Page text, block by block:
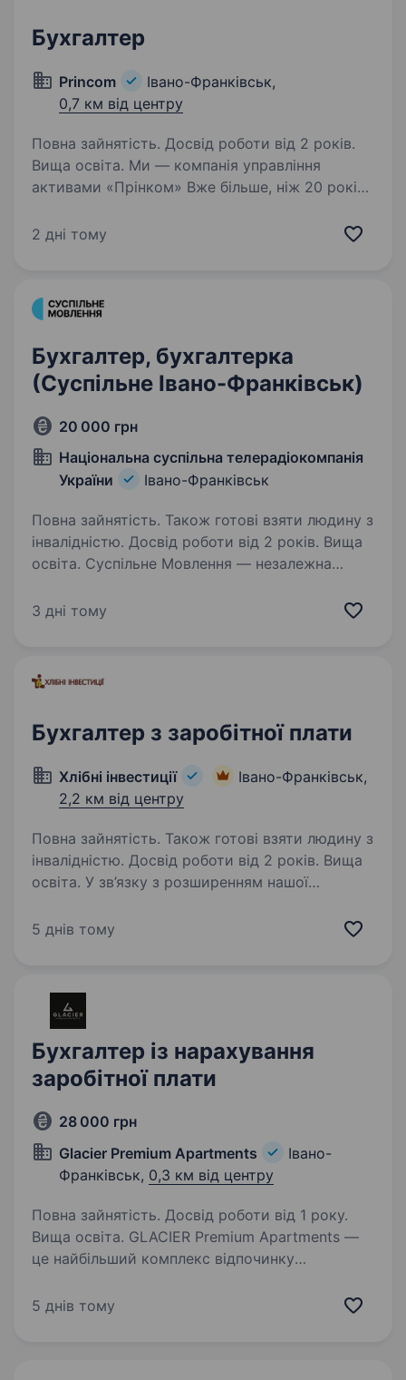
Бухгалтер
Princom
Івано-Франківськ,
0,7 км від центру
Повна зайнятість. Досвід роботи від 2 років.
Вища освіта. Ми — компанія управління
активами «Прінком» Вже більше, ніж 20 років
знаходити ефективні рішення щодо
2 дні тому
Бухгалтер, бухгалтерка
(Суспільне Івано-Франківськ)
20 000 грн
Національна суспільна телерадіокомпанія
України
Івано-Франківськ
Повна зайнятість. Також готові взяти людину з
інвалідністю. Досвід роботи від 2 років. Вища
освіта. Суспільне Мовлення — незалежна
телевізійне, радійне та цифрове мовлення.
інформацію. Завдяки широкій…
3 дні тому
Бухгалтер з заробітної плати
Хлібні інвестиції
Івано-Франківськ,
2,2 км від центру
Повна зайнятість. Також готові взяти людину з
інвалідністю. Досвід роботи від 2 років. Вища
освіта. У зв’язку з розширенням нашої
відкриваємо додаткову вакансію
заробітної плати працівникам…
5 днів тому
Бухгалтер із нарахування
заробітної плати
28 000 грн
Glacier Premium Apartments
Івано-
Франківськ, 0,3 км від центру
Повна зайнятість. Досвід роботи від 1 року.
Вища освіта. GLACIER Premium Apartments —
це найбільший комплекс відпочинку
Буковель. Glacier — це новий рівень
5 днів тому